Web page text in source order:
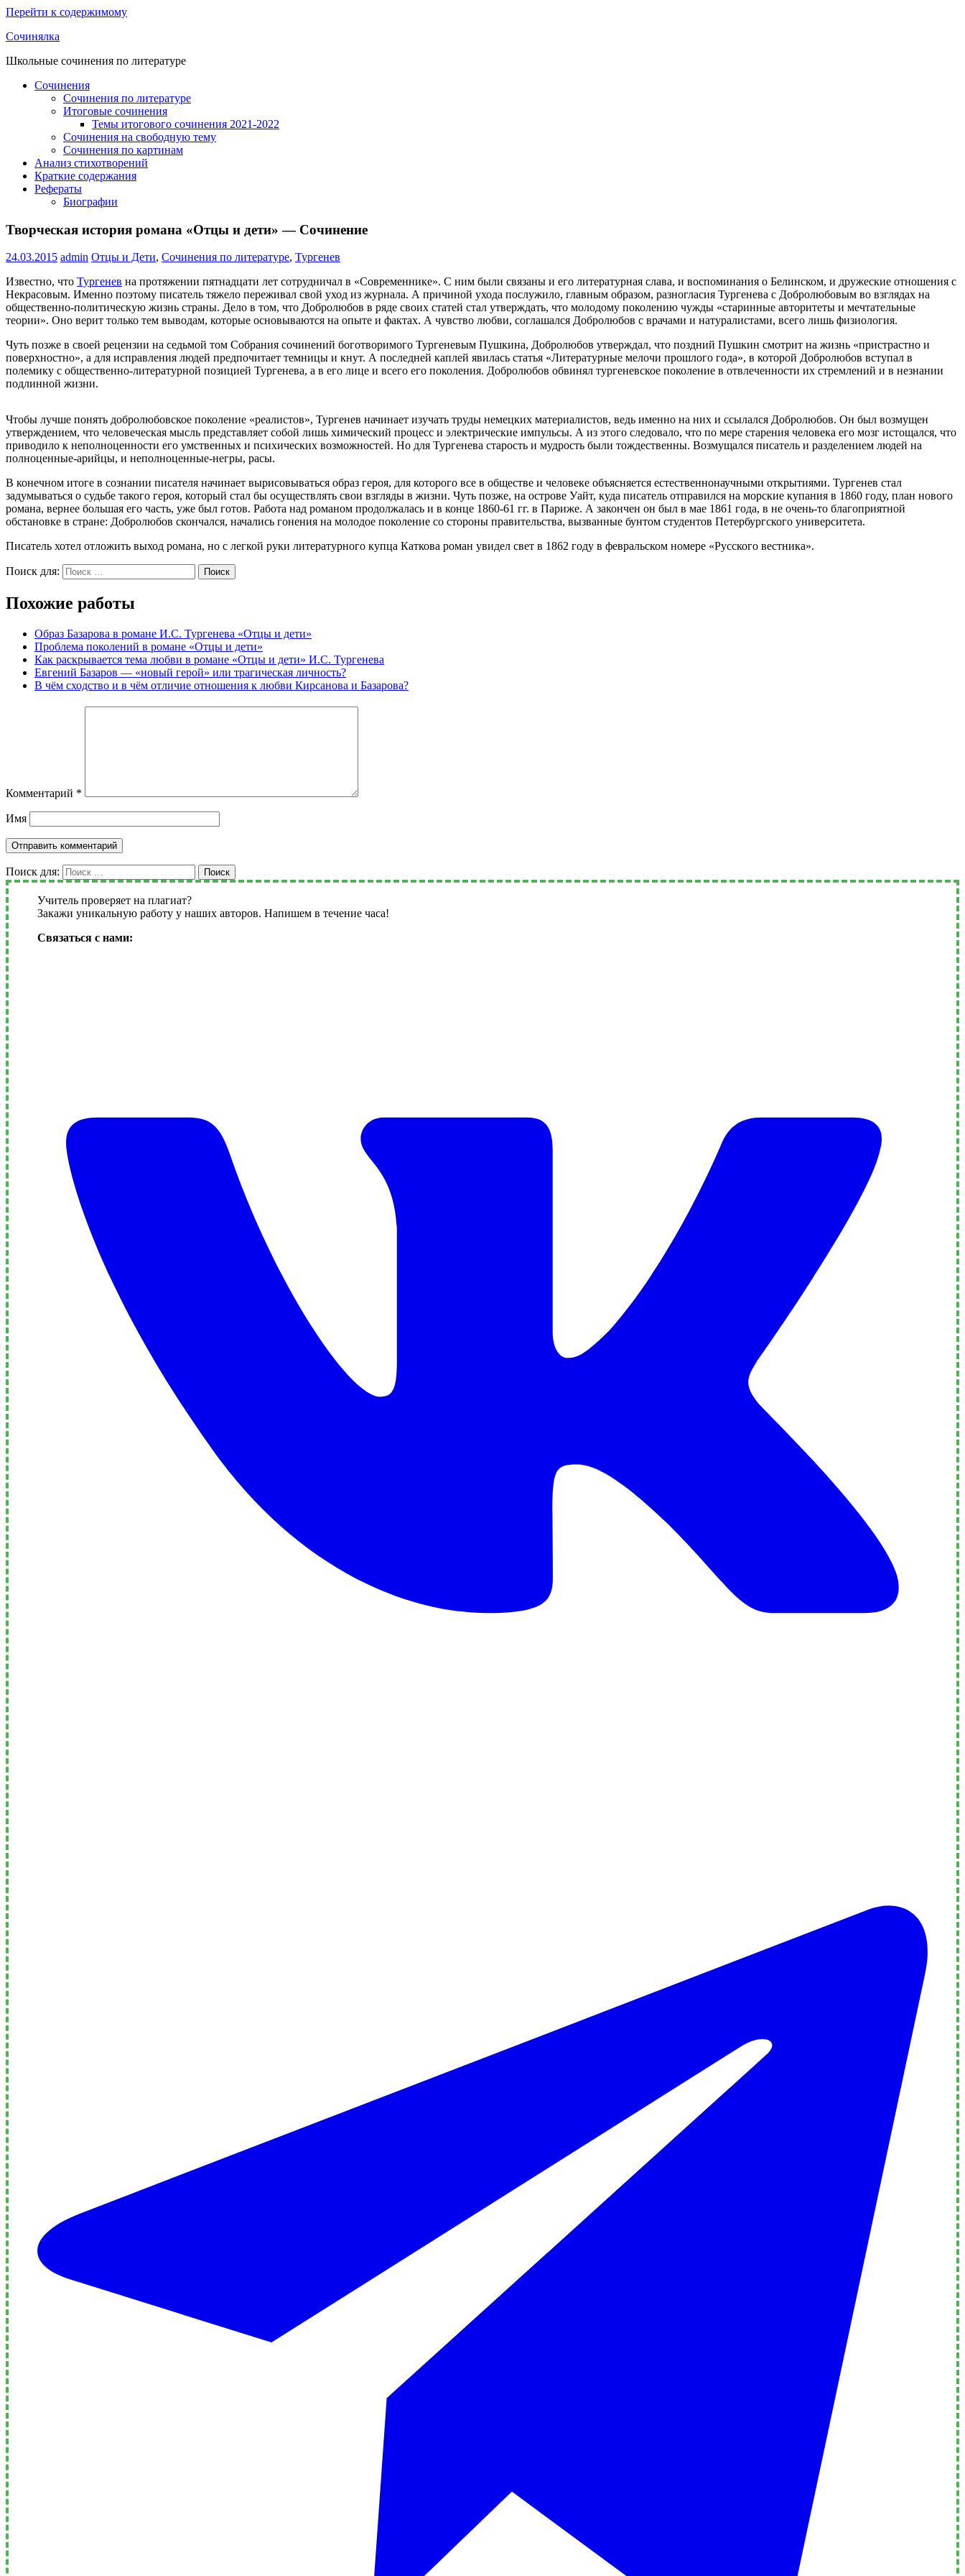
Перейти к содержимому
Сочинялка
Школьные сочинения по литературе
Сочинения
Сочинения по литературе
Итоговые сочинения
Темы итогового сочинения 2021-2022
Сочинения на свободную тему
Сочинения по картинам
Анализ стихотворений
Краткие содержания
Рефераты
Биографии
Творческая история романа «Отцы и дети» — Сочинение
24.03.2015 admin Отцы и Дети, Сочинения по литературе, Тургенев
Известно, что Тургенев на протяжении пятнадцати лет сотрудничал в «Современнике». С ним были связаны и его литературная слава, и воспоминания о Белинском, и дружеские отношения с
Некрасовым. Именно поэтому писатель тяжело переживал свой уход из журнала. А причиной ухода послужило, главным образом, разногласия Тургенева с Добролюбовым во взглядах на
общественно-политическую жизнь страны. Дело в том, что Добролюбов в ряде своих статей стал утверждать, что молодому поколению чужды «старинные авторитеты и мечтательные
теории». Оно верит только тем выводам, которые основываются на опыте и фактах. А чувство любви, соглашался Добролюбов с врачами и натуралистами, всего лишь физиология.
Чуть позже в своей рецензии на седьмой том Собрания сочинений боготворимого Тургеневым Пушкина, Добролюбов утверждал, что поздний Пушкин смотрит на жизнь «пристрастно и
поверхностно», а для исправления людей предпочитает темницы и кнут. А последней каплей явилась статья «Литературные мелочи прошлого года», в которой Добролюбов вступал в
полемику с общественно-литературной позицией Тургенева, а в его лице и всего его поколения. Добролюбов обвинял тургеневское поколение в отвлеченности их стремлений и в незнании
подлинной жизни.
Чтобы лучше понять добролюбовское поколение «реалистов», Тургенев начинает изучать труды немецких материалистов, ведь именно на них и ссылался Добролюбов. Он был возмущен
утверждением, что человеческая мысль представляет собой лишь химический процесс и электрические импульсы. А из этого следовало, что по мере старения человека его мозг истощался, что
приводило к неполноценности его умственных и психических возможностей. Но для Тургенева старость и мудрость были тождественны. Возмущался писатель и разделением людей на
полноценные-арийцы, и неполноценные-негры, расы.
В конечном итоге в сознании писателя начинает вырисовываться образ героя, для которого все в обществе и человеке объясняется естественнонаучными открытиями. Тургенев стал
задумываться о судьбе такого героя, который стал бы осуществлять свои взгляды в жизни. Чуть позже, на острове Уайт, куда писатель отправился на морские купания в 1860 году, план нового
романа, вернее большая его часть, уже был готов. Работа над романом продолжалась и в конце 1860-61 гг. в Париже. А закончен он был в мае 1861 года, в не очень-то благоприятной
обстановке в стране: Добролюбов скончался, начались гонения на молодое поколение со стороны правительства, вызванные бунтом студентов Петербургского университета.
Писатель хотел отложить выход романа, но с легкой руки литературного купца Каткова роман увидел свет в 1862 году в февральском номере «Русского вестника».
Поиск для: Поиск
Похожие работы
Образ Базарова в романе И.С. Тургенева «Отцы и дети»
Проблема поколений в романе «Отцы и дети»
Как раскрывается тема любви в романе «Отцы и дети» И.С. Тургенева
Евгений Базаров — «новый герой» или трагическая личность?
В чём сходство и в чём отличие отношения к любви Кирсанова и Базарова?
Комментарий *
Имя
Поиск для: Поиск
Учитель проверяет на плагиат?
Закажи уникальную работу у наших авторов. Напишем в течение часа!
Связаться с нами: